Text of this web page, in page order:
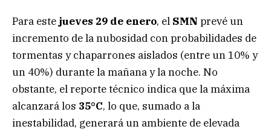
Para este jueves 29 de enero, el SMN prevé un
incremento de la nubosidad con probabilidades de
tormentas y chaparrones aislados (entre un 10% y
un 40%) durante la mañana y la noche. No
obstante, el reporte técnico indica que la máxima
alcanzará los 35°C, lo que, sumado a la
inestabilidad, generará un ambiente de elevada